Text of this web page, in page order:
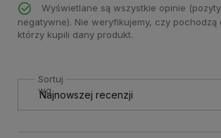
Wyświetlane są wszystkie opinie
negatywne). Nie weryfikujemy, czy pochodzą
którzy kupili dany produkt.
Sortuj
wg